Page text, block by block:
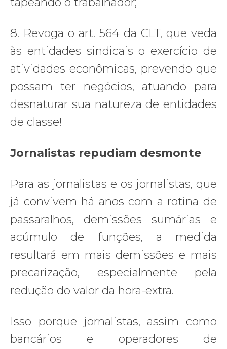
8. Revoga o art. 564 da CLT, que veda
às entidades sindicais o exercício de
atividades econômicas, prevendo que
possam ter negócios, atuando para
desnaturar sua natureza de entidades
de classe!
Jornalistas repudiam desmonte
Para as jornalistas e os jornalistas, que
já convivem há anos com a rotina de
passaralhos, demissões sumárias e
acúmulo de funções, a medida
resultará em mais demissões e mais
precarização, especialmente pela
redução do valor da hora-extra.
Isso porque jornalistas, assim como
bancários e operadores de